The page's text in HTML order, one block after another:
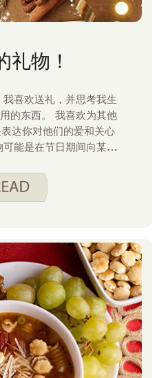
礼物！
喜欢送礼，并思考我生
的东西。 我喜欢为其他
达你对他们的爱和关心
能是在节日期间向某人
的！